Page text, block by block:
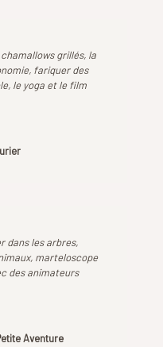
grillés, la
fariquer des
le yoga et le film
dans les arbres,
marteloscope
des animateurs
Aventure